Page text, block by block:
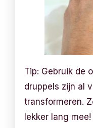
Tip: Gebruik de
druppels zijn al
transformeren.
lekker lang mee!